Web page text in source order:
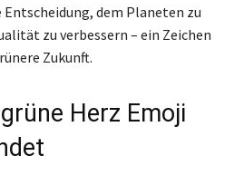
dem Planeten zu
zu verbessern – ein Zeichen
Zukunft.
Herz Emoji